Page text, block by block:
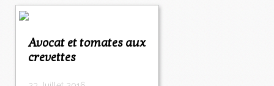
Avocat et tomates aux
crevettes